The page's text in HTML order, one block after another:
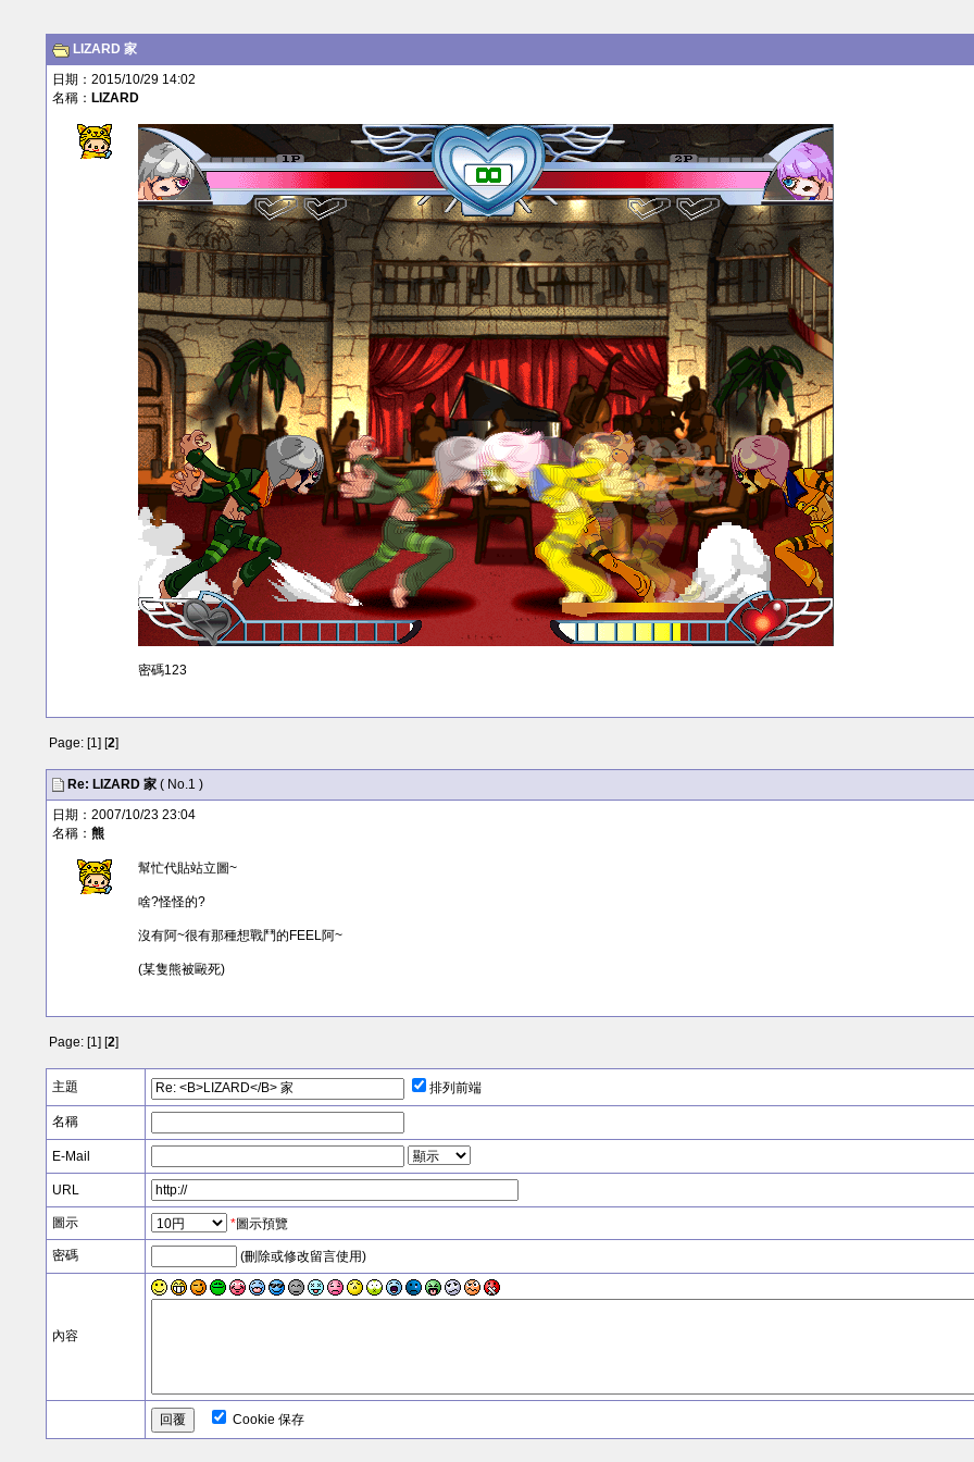
LIZARD 家
日期：2015/10/29 14:02
名稱： LIZARD
密碼123
Page: [1] [2]
Re: LIZARD家 ( No.1 )
日期：2007/10/23 23:04
名稱： 熊
幫忙代貼站立圖~
啥?怪怪的?
沒有阿~很有那種想戰鬥的FEEL阿~
(某隻熊被毆死)
Page: [1] [2]
主題 排列前端
名稱
E-Mail
URL
圖示 *圖示預覽
密碼 (刪除或修改留言使用)
內容
Cookie 保存